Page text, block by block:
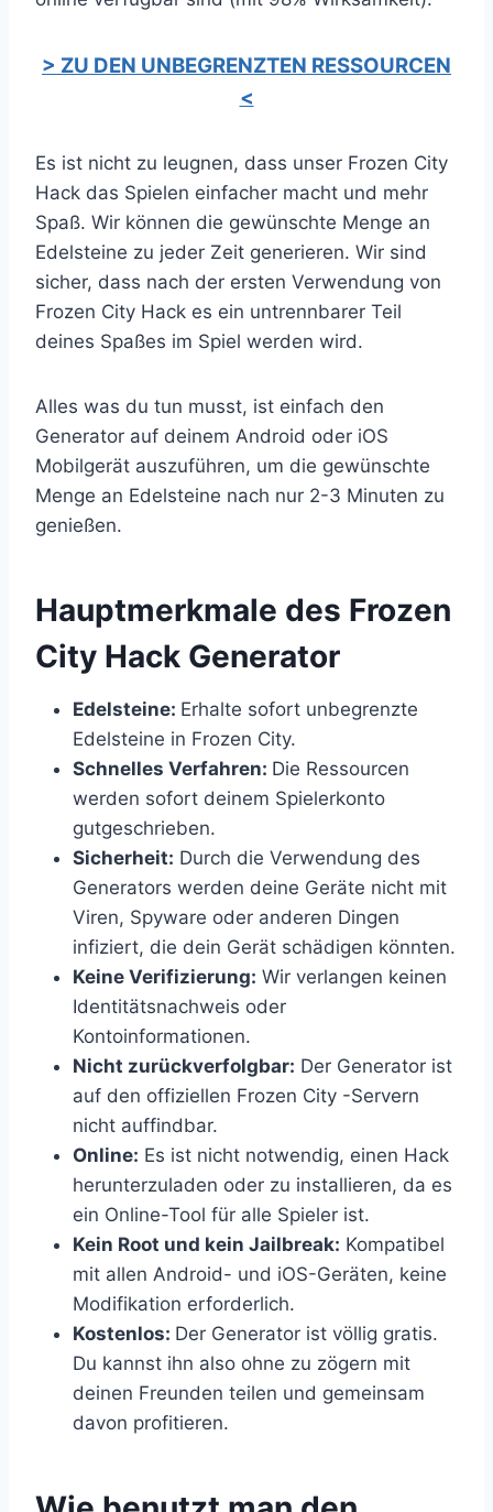
> ZU DEN UNBEGRENZTEN RESSOURCEN
<
Es ist nicht zu leugnen, dass unser Frozen City
Hack das Spielen einfacher macht und mehr
Spaß. Wir können die gewünschte Menge an
Edelsteine zu jeder Zeit generieren. Wir sind
sicher, dass nach der ersten Verwendung von
Frozen City Hack es ein untrennbarer Teil
deines Spaßes im Spiel werden wird.
Alles was du tun musst, ist einfach den
Generator auf deinem Android oder iOS
Mobilgerät auszuführen, um die gewünschte
Menge an Edelsteine nach nur 2-3 Minuten zu
genießen.
​Hauptmerkmale des Frozen
City Hack Generator
Edelsteine: Erhalte sofort unbegrenzte
Edelsteine in Frozen City.
Schnelles Verfahren: Die Ressourcen
werden sofort deinem Spielerkonto
gutgeschrieben.
Sicherheit: Durch die Verwendung des
Generators werden deine Geräte nicht mit
Viren, Spyware oder anderen Dingen
infiziert, die dein Gerät schädigen könnten.
Keine Verifizierung: Wir verlangen keinen
Identitätsnachweis oder
Kontoinformationen.
Nicht zurückverfolgbar: Der Generator ist
auf den offiziellen Frozen City -Servern
nicht auffindbar.
Online: Es ist nicht notwendig, einen Hack
herunterzuladen oder zu installieren, da es
ein Online-Tool für alle Spieler ist.
Kein Root und kein Jailbreak: Kompatibel
mit allen Android- und iOS-Geräten, keine
Modifikation erforderlich.
Kostenlos: Der Generator ist völlig gratis.
Du kannst ihn also ohne zu zögern mit
deinen Freunden teilen und gemeinsam
davon profitieren.